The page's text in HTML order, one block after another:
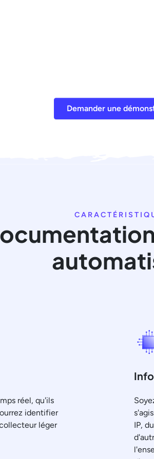
Demander une
réel, qu'ils
identifier
léger
IP,